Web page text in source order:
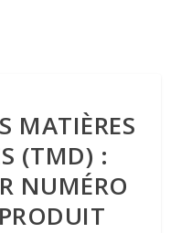
MATIÈRES
(TMD) :
NUMÉRO